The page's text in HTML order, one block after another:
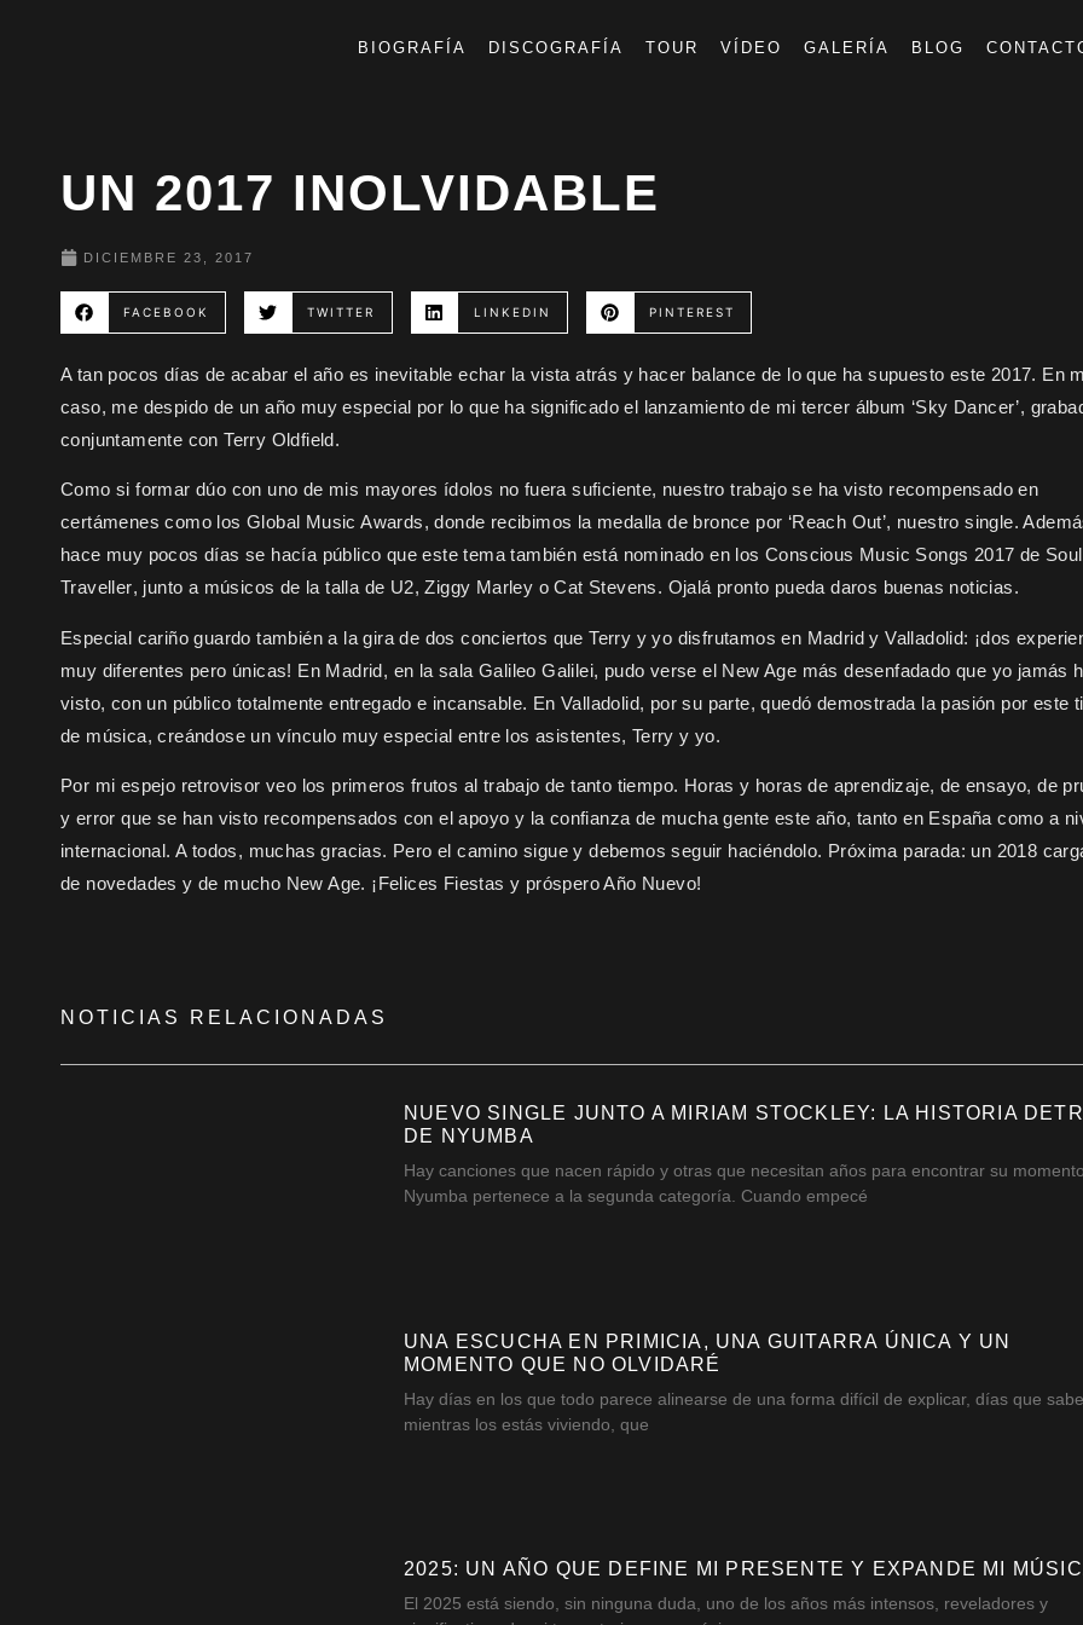
BIOGRAFÍA DISCOGRAFÍA TOUR VÍDEO GALERÍA BLOG
UN 2017 INOLVIDABLE
DICIEMBRE 23, 2017
FACEBOOK TWITTER LINKEDIN PINTEREST
A tan pocos días de acabar el año es inevitable echar la vista atrás y hacer balance de lo que ha supuesto este 2017. En
caso, me despido de un año muy especial por lo que ha significado el lanzamiento de mi tercer álbum ‘Sky Dancer’,
conjuntamente conTerry Oldfield.
Como si formar dúo con uno de mis mayores ídolos no fuera suficiente, nuestro trabajo se ha visto recompensado en
certámenes como los Global Music Awards, donde recibimos la medalla de bronce por ‘Reach Out’, nuestro single.
hace muy pocos días se hacía público que este tema también está nominado en los Conscious Music Songs 2017 de Soul
Traveller, junto a músicos de la talla de U2, Ziggy Marley o Cat Stevens. Ojalá pronto pueda daros buenas noticias.
Especial cariño guardo también a la gira de dos conciertos que Terry y yo disfrutamos en Madrid y Valladolid: ¡dos
muy diferentes pero únicas! En Madrid, en la sala Galileo Galilei, pudo verse el New Age más desenfadado que yo jamás
visto, con un público totalmente entregado e incansable. En Valladolid, por su parte, quedó demostrada la pasión por este
de música, creándose un vínculo muy especial entre los asistentes, Terry y yo.
Por mi espejo retrovisor veo los primeros frutos al trabajo de tanto tiempo. Horas y horas de aprendizaje, de ensayo, de
y error que se han visto recompensados con el apoyo y la confianza de mucha gente este año, tanto en España como a
internacional. A todos, muchas gracias. Pero el camino sigue y debemos seguir haciéndolo. Próxima parada: un 2018
de novedades y de mucho New Age. ¡Felices Fiestas y próspero Año Nuevo!
NOTICIAS RELACIONADAS
NUEVO SINGLE JUNTO A MIRIAM STOCKLEY: LA HISTORIA
DE NYUMBA
Hay canciones que nacen rápido y otras que necesitan años para encontrar su
Nyumba pertenece a la segunda categoría. Cuando empecé
UNA ESCUCHA EN PRIMICIA, UNA GUITARRA ÚNICA Y UN
MOMENTO QUE NO OLVIDARÉ
Hay días en los que todo parece alinearse de una forma difícil de explicar, días que
mientras los estás viviendo, que
2025: UN AÑO QUE DEFINE MI PRESENTE Y EXPANDE MI
El 2025 está siendo, sin ninguna duda, uno de los años más intensos, reveladores y